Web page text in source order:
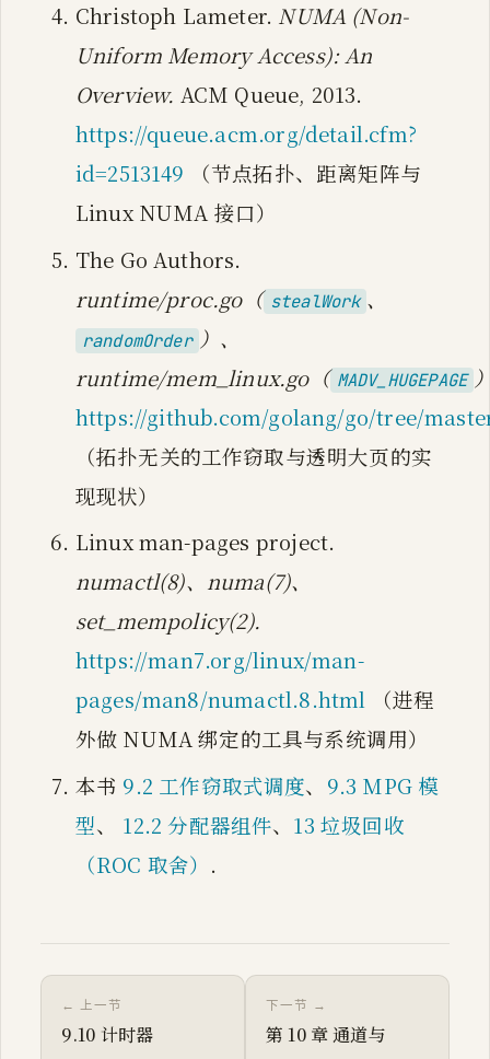
Christoph Lameter. NUMA (Non-
Uniform Memory Access): An
Overview. ACM Queue, 2013.
https://queue.acm.org/detail.cfm?
id=2513149 （节点拓扑、距离矩阵与
Linux NUMA 接口）
The Go Authors.
runtime/proc.go（ stealWork 、
randomOrder ）、
runtime/mem_linux.go（ MADV_HUGEPAGE
https://github.com/golang/go/tree/
（拓扑无关的工作窃取与透明大页的实
现现状）
Linux man-pages project.
numactl(8)、numa(7)、
set_mempolicy(2).
https://man7.org/linux/man-
pages/man8/numactl.8.html （进程
外做 NUMA 绑定的工具与系统调用）
本书 9.2 工作窃取式调度、 9.3 MPG 模
型、 12.2 分配器组件、 13 垃圾回收
（ROC 取舍） .
← 上一节
9.10 计时器
下一节 →
第 10 章 通道与